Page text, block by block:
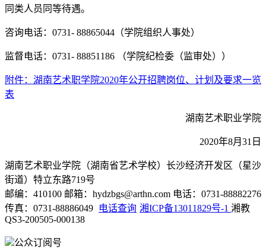
同类人员同等待遇。
咨询电话：0731- 88865044（学院组织人事处）
监督电话：0731- 88851186 （学院纪检委（监审处））
附件：湖南艺术职学院2020年公开招聘岗位、计划及要求一览
表
湖南艺术职业学院
2020年8月31日
湖南艺术职业学院（湖南省艺术学校）长沙经济开发区（星沙
街道）特立东路719号
邮编：410100 邮箱：hydzbgs@arthn.com 电话：0731-88882276
传真：0731-88886049
电话查询 湘ICP备13011829号-1 湘教
QS3-200505-000138
公众订阅号